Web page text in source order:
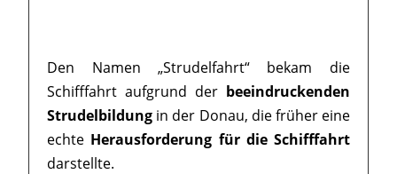
Den Namen „Strudelfahrt“ bekam die
Schifffahrt aufgrund der beeindruckenden
Strudelbildung in der Donau, die früher eine
echte Herausforderung für die Schifffahrt
darstellte.